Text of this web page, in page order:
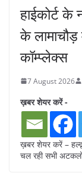
हाईकोर्ट के
के लामाचौड़
कॉम्प्लेक्स
7 August 2026
ख़बर शेयर करें -
ख़बर शेयर करें –
चल रही सभी